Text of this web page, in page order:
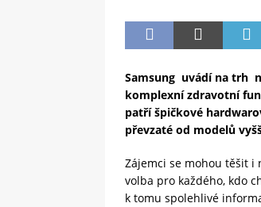
Samsung uvádí na trh
komplexní zdravotní
patří špičkové
převzaté od modelů
Zájemci se mohou těšit i
volba pro každého, kdo
k tomu spolehlivé